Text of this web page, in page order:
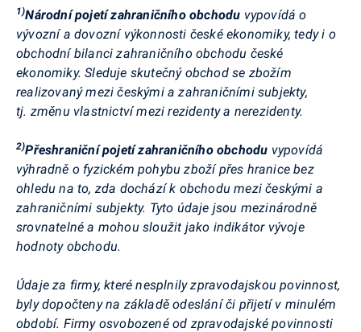
1)Národní pojetí zahraničního obchodu vypovídá o
vývozní a dovozní výkonnosti české ekonomiky, tedy i o
obchodní bilanci zahraničního obchodu české
ekonomiky. Sleduje skutečný obchod se zbožím
realizovaný mezi českými a zahraničními subjekty,
tj. změnu vlastnictví mezi rezidenty a nerezidenty.
2)Přeshraniční pojetí zahraničního obchodu vypovídá
výhradně o fyzickém pohybu zboží přes hranice bez
ohledu na to, zda dochází k obchodu mezi českými a
zahraničními subjekty. Tyto údaje jsou mezinárodně
srovnatelné a mohou sloužit jako indikátor vývoje
hodnoty obchodu.
Údaje za firmy, které nesplnily zpravodajskou povinnost,
byly dopočteny na základě odeslání či přijetí v minulém
období. Firmy osvobozené od zpravodajské povinnosti